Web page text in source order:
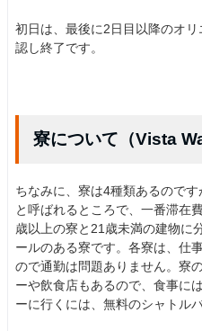
初日は、最後に2日目以降のオ
認し終了です。
寮について（Vista
ちなみに、寮は4種類あるので
と呼ばれるところで、一番滞在
歳以上の寮と21歳未満の建物に
ールのある寮です。各寮は、仕
ので通勤は問題ありません。寮
ーや飲食店もあるので、食事に
ーに行くには、無料のシャトル